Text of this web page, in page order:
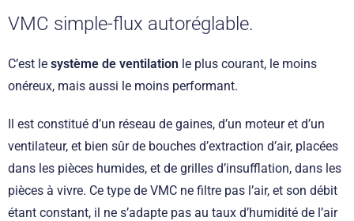
VMC simple-flux autoréglable.
C’est le système de ventilation le plus courant, le moins
onéreux, mais aussi le moins performant.
Il est constitué d’un réseau de gaines, d’un moteur et d’un
ventilateur, et bien sûr de bouches d’extraction d’air, placées
dans les pièces humides, et de grilles d’insufflation, dans les
pièces à vivre. Ce type de VMC ne filtre pas l’air, et son débit
étant constant, il ne s’adapte pas au taux d’humidité de l’air